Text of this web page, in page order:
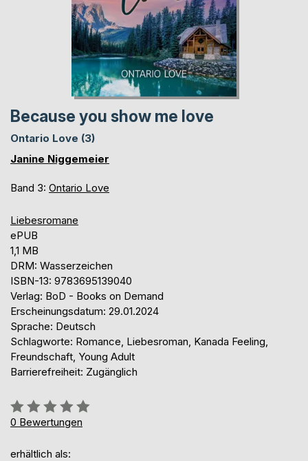
Because you show me love
Ontario Love (3)
Janine Niggemeier
Band 3: Ontario Love
Liebesromane
ePUB
1,1 MB
DRM: Wasserzeichen
ISBN-13: 9783695139040
Verlag: BoD - Books on Demand
Erscheinungsdatum: 29.01.2024
Sprache: Deutsch
Schlagworte: Romance, Liebesroman, Kanada Feeling,
Freundschaft, Young Adult
Barrierefreiheit: Zugänglich
Bewertung::
0%
0 Bewertungen
erhältlich als: